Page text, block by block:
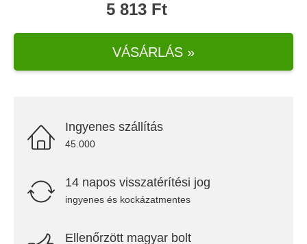
5 813 Ft
VÁSÁRLÁS »
Ingyenes szállítás
45.000
14 napos visszatérítési jog
ingyenes és kockázatmentes
Ellenőrzött magyar bolt